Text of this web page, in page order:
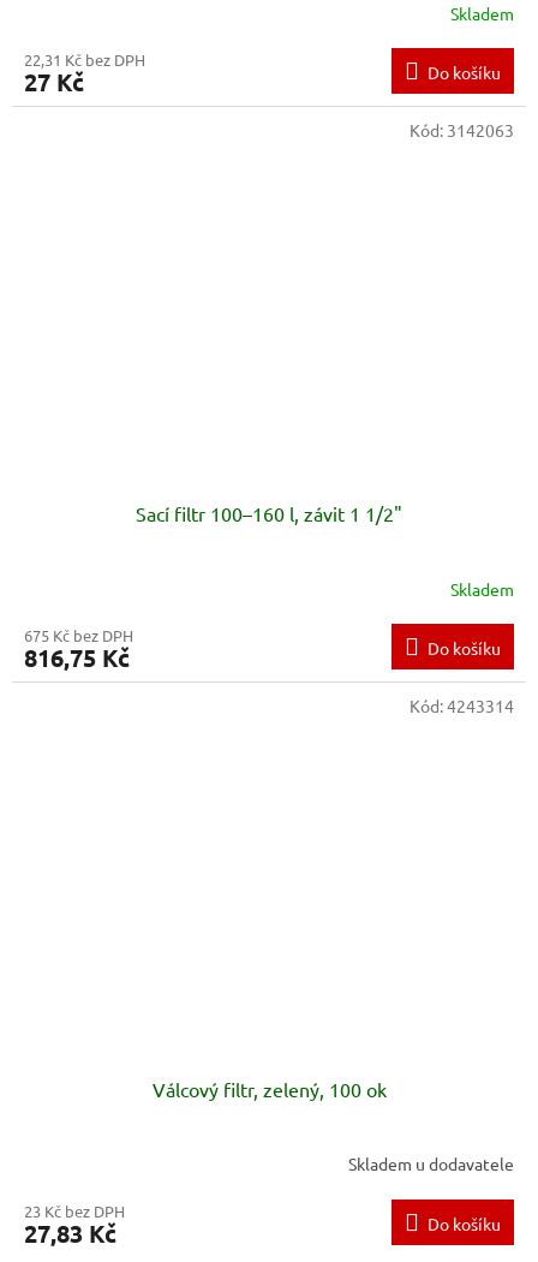
Skladem
22,31 Kč bez DPH
27 Kč Do košíku
Sací filtr 100–160 l, závit 1 1/2"
Skladem
675 Kč bez DPH
816,75 Kč Do košíku
Kód: 3142063
Válcový filtr, zelený, 100 ok
Skladem u dodavatele
23 Kč bez DPH
27,83 Kč Do košíku
Kód:4243314